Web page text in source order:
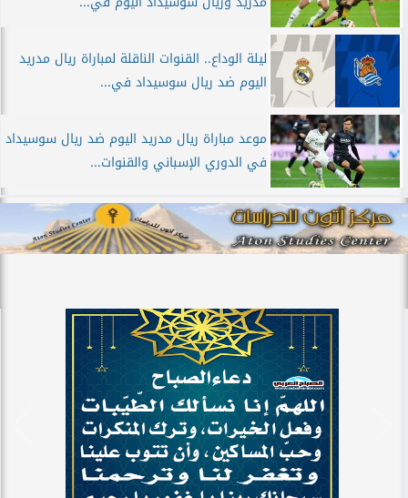
ليلة الوداع.. القنوات الناقلة لمباراة ريال مدريد
اليوم ضد ريال سوسيداد في...
موعد مباراة ريال مدريد اليوم ضد ريال سوسيداد
في الدوري الإسباني والقنوات...